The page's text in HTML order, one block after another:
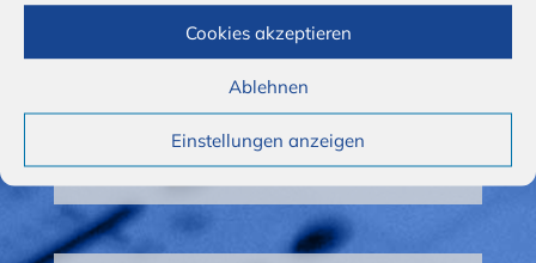
Cookies akzeptieren
Ablehnen
Einstellungen anzeigen
Telefonnummer anzeigen
Email schreiben
Fax: +49 7641 55558
Montag bis Freitag 13–17 Uhr